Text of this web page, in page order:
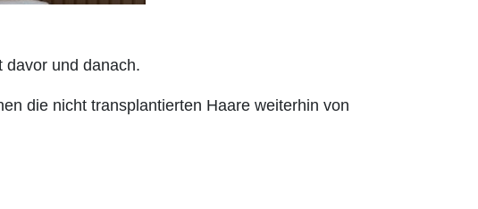
davor und danach.
die nicht transplantierten Haare weiterhin von